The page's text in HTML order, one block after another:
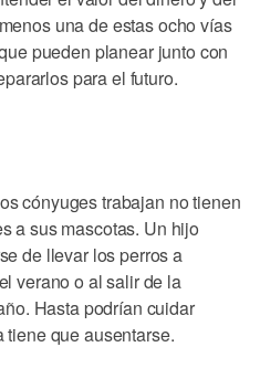
una de estas ocho vías
pueden planear junto con
para el futuro.
cónyuges trabajan no tienen
a sus mascotas. Un hijo
de llevar los perros a
verano o al salir de la
Hasta podrían cuidar
que ausentarse.